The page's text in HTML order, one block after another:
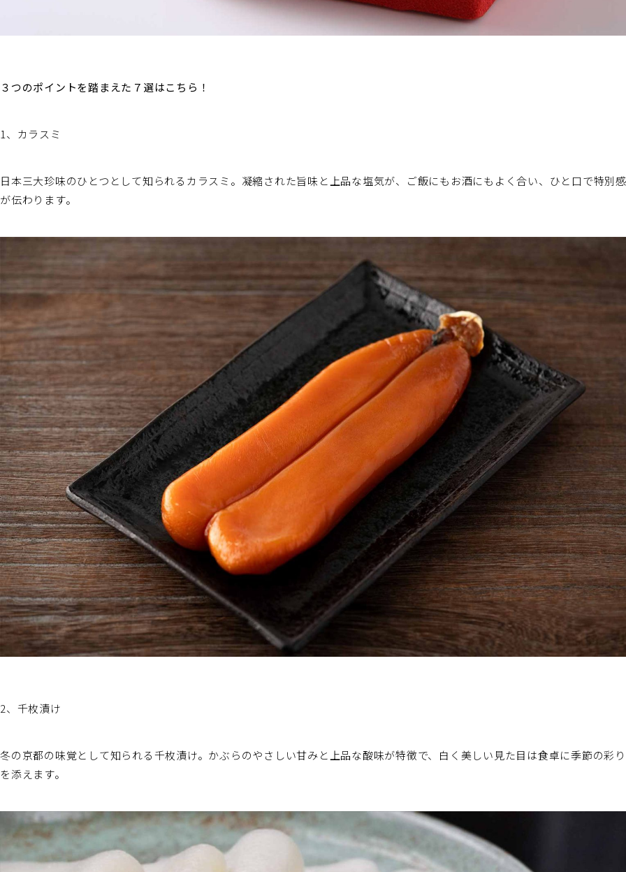
３つのポイントを踏まえた７選はこちら！
1、カラスミ
日本三大珍味のひとつとして知られるカラスミ。凝縮された旨味と上品な塩気が、ご飯にもお酒にもよく合い、ひと口で特別感
が伝わります。
2、千枚漬け
冬の京都の味覚として知られる千枚漬け。かぶらのやさしい甘みと上品な酸味が特徴で、白く美しい見た目は食卓に季節の彩り
を添えます。